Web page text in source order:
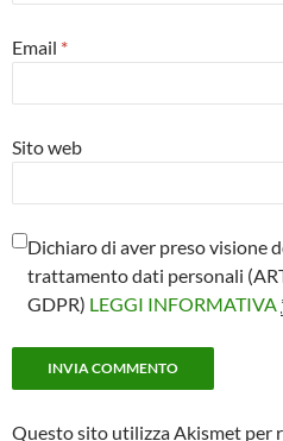
Email *
Sito web
Dichiaro di aver preso visione
trattamento dati personali
GDPR) LEGGI INFORMATIVA
Questo sito utilizza Akismet per